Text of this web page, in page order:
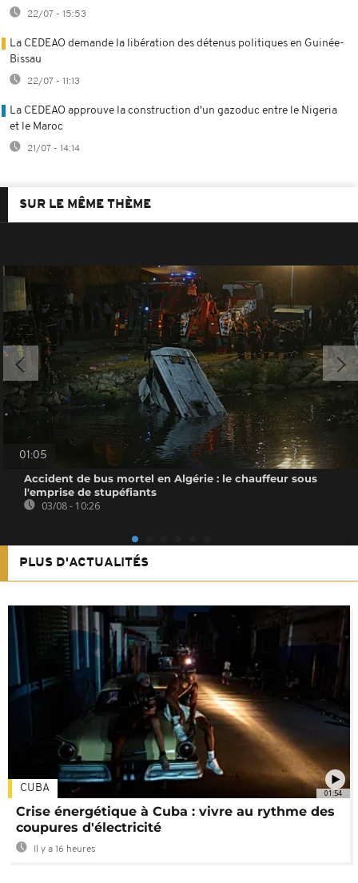
22/07 - 15:53
La CEDEAO demande la libération des détenus politiques en Guinée-
Bissau
22/07 - 11:13
La CEDEAO approuve la construction d'un gazoduc entre le Nigeria
et le Maroc
21/07 - 14:14
SUR LE MÊME THÈME
01:05
Accident de bus mortel en Algérie : le chauffeur sous
l'emprise de stupéfiants
03/08 - 10:26
PLUS D'ACTUALITÉS
01:54
CUBA
Crise énergétique à Cuba : vivre au rythme des
coupures d'électricité
Il y a 16 heures